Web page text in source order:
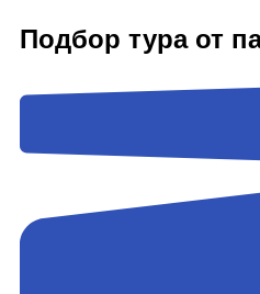
Подбор тура от